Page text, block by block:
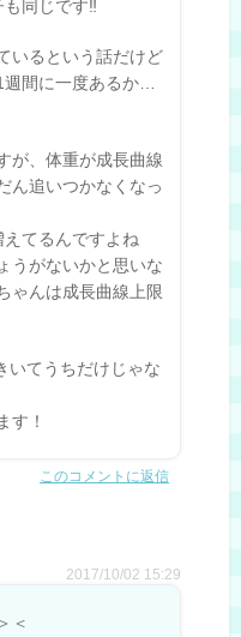
同じです‼︎
いるという話だけど
間に一度あるか…
が、体重が成長曲線
ん追いつかなくなっ
てるんですよね
うがないかと思いな
ゃんは成長曲線上限
いてうちだけじゃな
す！
このコメントに返信
2017/10/02 15:29
＜